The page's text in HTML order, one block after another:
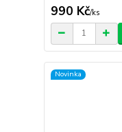
990 Kč/ks
Novinka